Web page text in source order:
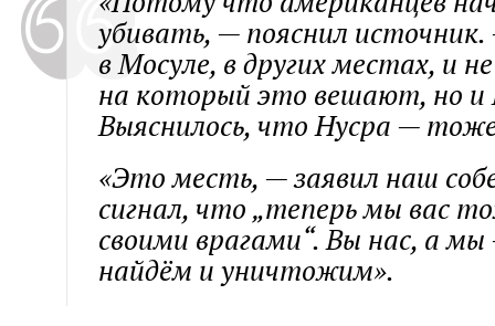
убивать, — пояснил
в Мосуле, в других местах, и
на который это вешают, но и
Выяснилось, что Нусра —
«Это месть, — заявил наш
сигнал, что „теперь мы вас
своими врагами“. Вы нас, а
найдём и уничтожим».